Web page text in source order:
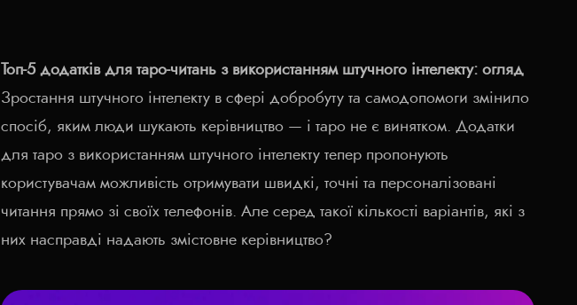
Топ-5 додатків для таро-читань з використанням штучного інтелекту: огляд
Зростання штучного інтелекту в сфері добробуту та самодопомоги змінило
спосіб, яким люди шукають керівництво — і таро не є винятком. Додатки
для таро з використанням штучного інтелекту тепер пропонують
користувачам можливість отримувати швидкі, точні та персоналізовані
читання прямо зі своїх телефонів. Але серед такої кількості варіантів, які з
них насправді надають змістовне керівництво?